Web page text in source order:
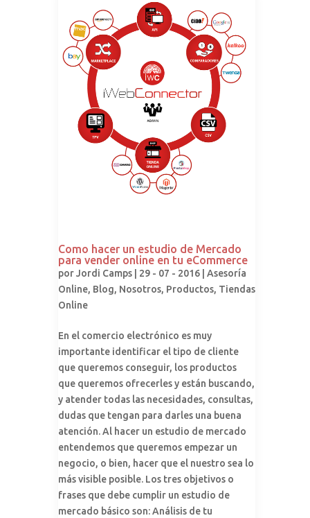
Como hacer un estudio de Mercado
para vender online en tu eCommerce
porJordi Camps | 29 - 07 - 2016 | Asesoría
Online, Blog, Nosotros, Productos, Tiendas
Online
En el comercio electrónico es muy
importante identificar el tipo de cliente
que queremos conseguir, los productos
que queremos ofrecerles y están buscando,
y atender todas las necesidades, consultas,
dudas que tengan para darles una buena
atención. Al hacer un estudio de mercado
entendemos que queremos empezar un
negocio, o bien, hacer que el nuestro sea lo
más visible posible. Los tres objetivos o
frases que debe cumplir un estudio de
mercado básico son: Análisis de tu